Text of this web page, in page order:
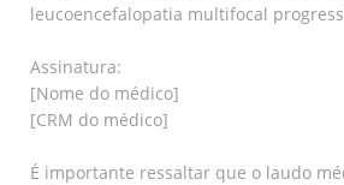
leucoencefalopatia multifocal
Assinatura:
[Nome do médico]
[CRM do médico]
É importante ressaltar que o laudo